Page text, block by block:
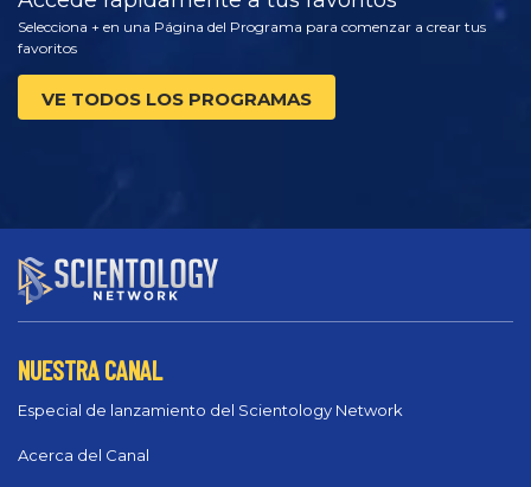
Selecciona + en una Página del Programa para comenzar a crear tus
favoritos
VE TODOS LOS PROGRAMAS
NUESTRA CANAL
Especial de lanzamiento del Scientology Network
Acerca del Canal